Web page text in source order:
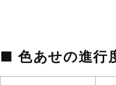
■ 色あせの進行